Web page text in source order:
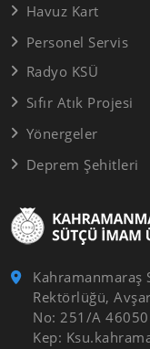
Kahramanmaraş
Rektörlüğü,
No: 251/A
Kep:
Havuz Kart
Personel Servis
Radyo KSÜ
Sıfır Atık Projesi
Yönergeler
Deprem Şehitleri